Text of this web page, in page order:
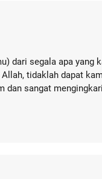
dari segala apa yang
tidaklah dapat
dan sangat